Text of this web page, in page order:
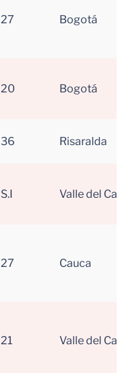
27 Bogotá
20 Bogotá
36 Risaralda
S.I Valle del
27 Cauca
21 Valle del